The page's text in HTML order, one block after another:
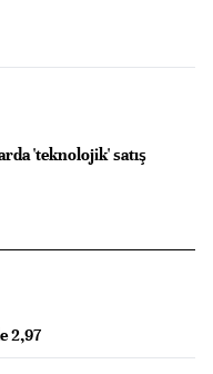
'teknolojik' satış
2,97